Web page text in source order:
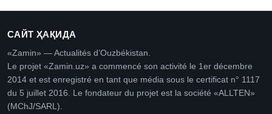
САЙТ ҲАҚИДА
«Zamin» — Actualités d’Ouzbékistan.
Le projet «Zamin.uz» a commencé son activité le 1er décembre
2014 et est enregistré en tant que média sous le certificat n° 1117
du 5 juillet 2016. Le fondateur du projet est la société «ALLTEN»
(MChJ/SARL).